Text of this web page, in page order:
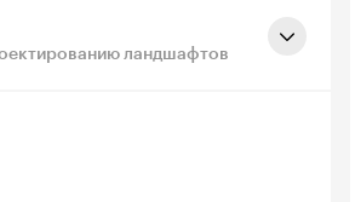
ландшафтов